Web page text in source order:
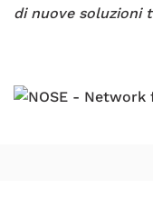
di nuove soluzioni